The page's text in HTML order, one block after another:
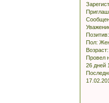
Позитив:
Пол:
Возраст:
Провел
26 дней